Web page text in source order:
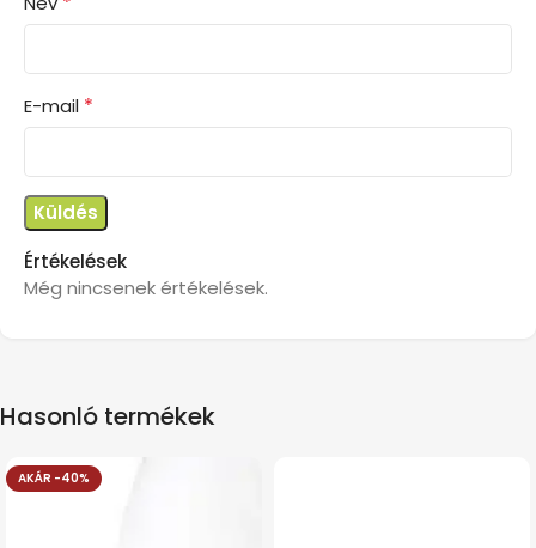
Értékelések
Még nincsenek értékelések.
E-mail *
Hasonló termékek
AKÁR -40%